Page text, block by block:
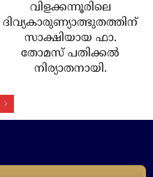
വിളക്കന്നൂരിലെ
ദിവ്യകാരുണ്യാത്ഭുതത്തിന്
സാക്ഷിയായ ഫാ.
തോമസ് പതിക്കല്‍
നിര്യാതനായി.